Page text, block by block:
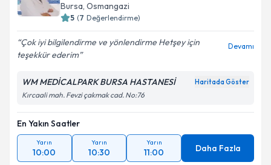
Bursa, Osmangazi
5 (7 Değerlendirme)
Çok iyi bilgilendirme ve yönlendirme Hetşey için
teşekkür ederim
Devamı
WM MEDİCALPARK BURSA HASTANESİ Haritada Göster
Kırcaali mah. Fevzi çakmak cad. No:76
En Yakın Saatler
Yarın
10:00
Yarın
10:30
Yarın
11:00 Daha Fazla